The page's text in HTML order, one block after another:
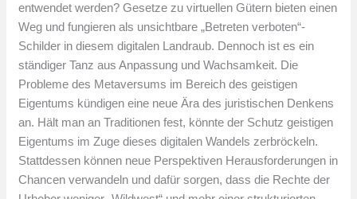
entwendet werden? Gesetze zu virtuellen Gütern bieten einen
Weg und fungieren als unsichtbare „Betreten verboten“-
Schilder in diesem digitalen Landraub. Dennoch ist es ein
ständiger Tanz aus Anpassung und Wachsamkeit. Die
Probleme des Metaversums im Bereich des geistigen
Eigentums kündigen eine neue Ära des juristischen Denkens
an. Hält man an Traditionen fest, könnte der Schutz geistigen
Eigentums im Zuge dieses digitalen Wandels zerbröckeln.
Stattdessen können neue Perspektiven Herausforderungen in
Chancen verwandeln und dafür sorgen, dass die Rechte der